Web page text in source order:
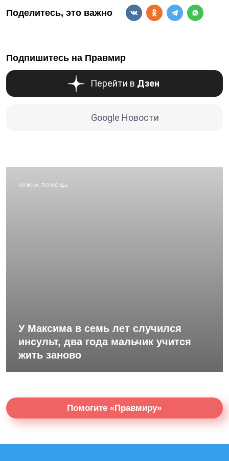
Поделитесь, это важно
Подпишитесь на Правмир
Перейти в Дзен
Google Новости
НУЖНА ПОМОЩЬ
У Максима в семь лет случился
инсульт, два года мальчик учится
жить заново
Помогите «Правмиру»